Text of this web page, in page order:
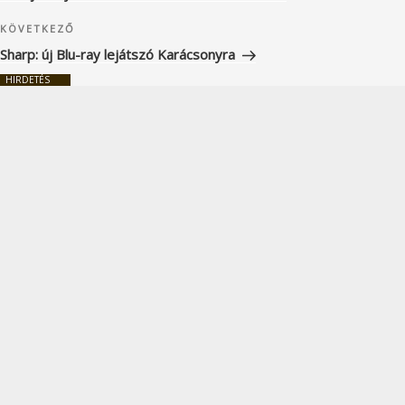
Következő
bejegyzés
KÖVETKEZŐ
Sharp: új Blu-ray lejátszó Karácsonyra
HIRDETÉS